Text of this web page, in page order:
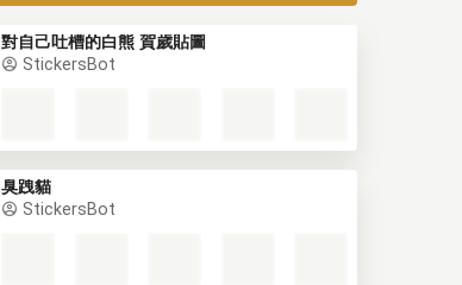
對自己吐槽的白熊 賀歲貼圖
StickersBot
臭跩貓
StickersBot